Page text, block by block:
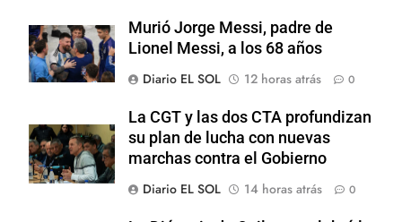
Murió Jorge Messi, padre de
Lionel Messi, a los 68 años
Diario EL SOL
12 horas atrás 0
La CGT y las dos CTA profundizan
su plan de lucha con nuevas
marchas contra el Gobierno
Diario EL SOL
14 horas atrás 0